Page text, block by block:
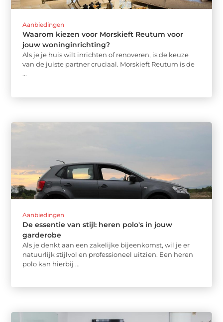
Aanbiedingen
Waarom kiezen voor Morskieft Reutum voor
jouw woninginrichting?
Als je je huis wilt inrichten of renoveren, is de keuze
van de juiste partner cruciaal. Morskieft Reutum is de
...
Aanbiedingen
De essentie van stijl: heren polo's in jouw
garderobe
Als je denkt aan een zakelijke bijeenkomst, wil je er
natuurlijk stijlvol en professioneel uitzien. Een heren
polo kan hierbij ...